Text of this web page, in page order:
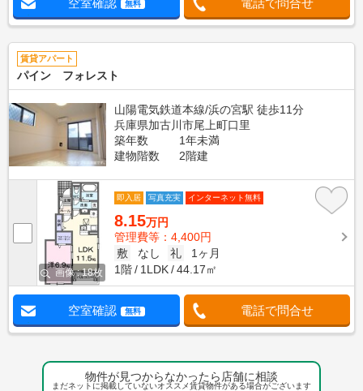
空室確認 無料 電話で問合せ
賃貸アパート
パイン フォレスト
山陽電気鉄道本線/浜の宮駅 徒歩11分
兵庫県加古川市尾上町口里
築年数
1年未満
建物階数
2階建
画像 : 18枚
即入居 写真充実 インターネット無料
8.15万円
管理費等：4,400円
敷
なし 礼
1ヶ月
1階
1LDK 44.17㎡
空室確認 無料 電話で問合せ
物件が見つからなかったら店舗に相談
まだネットに掲載していないオススメ賃貸物件がある場合がございます